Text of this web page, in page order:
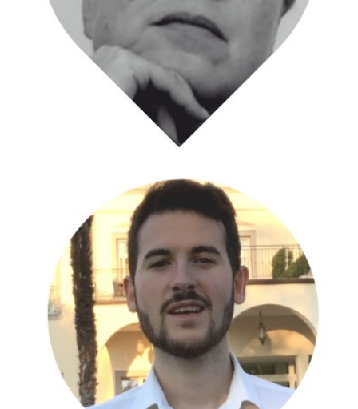
Fondatrice
Responsabile Grafica
Manuela Vergerio
Project manager